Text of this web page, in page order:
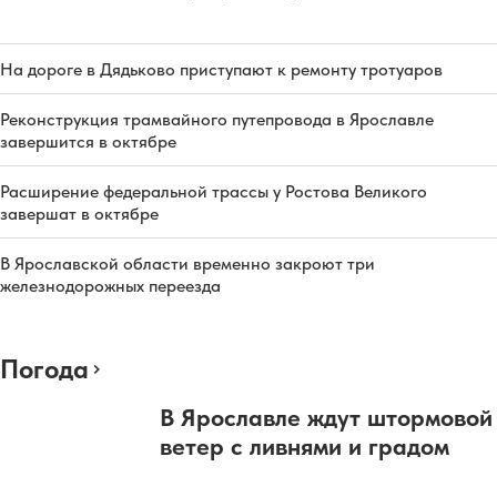
На дороге в Дядьково приступают к ремонту тротуаров
Реконструкция трамвайного путепровода в Ярославле
завершится в октябре
Расширение федеральной трассы у Ростова Великого
завершат в октябре
В Ярославской области временно закроют три
железнодорожных переезда
Погода
В Ярославле ждут штормовой
ветер с ливнями и градом